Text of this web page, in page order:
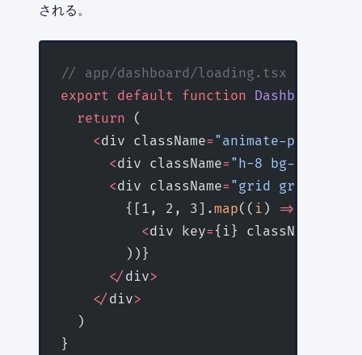
される。
// app/dashboard/loading.tsx
export default function
  return
(
    <
div className= "animate-pulse"
      <
div className= "h-8 bg-gray-
      <
div className= "grid grid-cols-
        {[1, 2, 3].
map(( i ) =>
          <
div key= {i} className
        ))}
      </
div>
    </
div>
  )
}